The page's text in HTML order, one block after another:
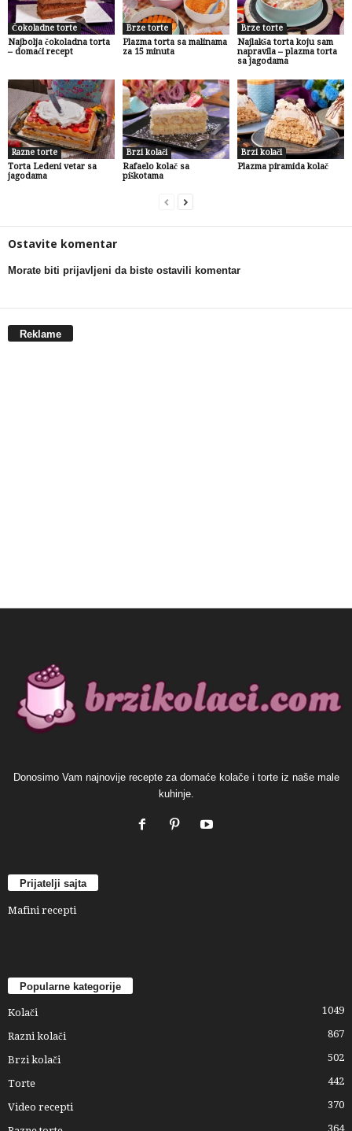
Čokoladne torte
Najbolja čokoladna torta
– domaći recept
Brze torte
Plazma torta sa malinama
za 15 minuta
Brze torte
Najlakša torta koju sam
napravila – plazma torta
sa jagodama
Razne torte
Torta Ledeni vetar sa
jagodama
Brzi kolači
Rafaelo kolač sa
piškotama
Brzi kolači
Plazma piramida kolač
Ostavite komentar
Morate biti prijavljeni da biste ostavili komentar
Reklame
Donosimo Vam najnovije recepte za domaće kolače i torte iz naše male
kuhinje.
Prijatelji sajta
Mafini recepti
Popularne kategorije
Kolači 1049
Razni kolači 867
Brzi kolači 502
Torte 442
Video recepti 370
364